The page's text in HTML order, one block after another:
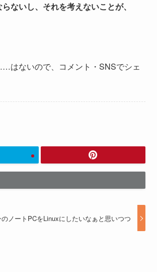
ないし、それを考えないことが、
はないので、コメント・SNSでシェ
のノートPCをLinuxにしたいなぁと思いつつ